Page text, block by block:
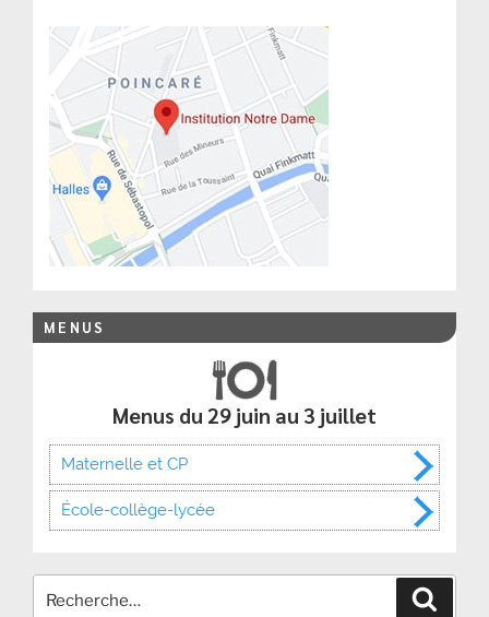
MENUS
Menus du 29 juin au 3 juillet
Maternelle et CP
École-collège-lycée